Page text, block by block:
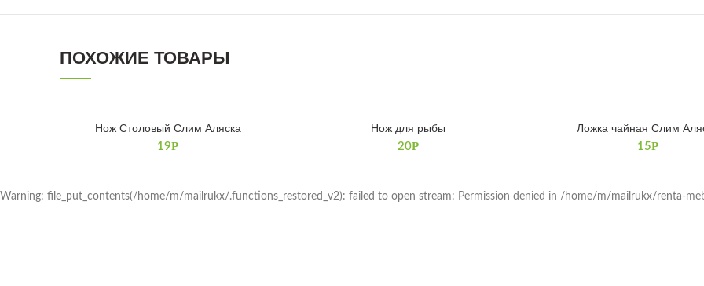
ПОХОЖИЕ ТОВАРЫ
В КОРЗИНУ
Нож Столовый Слим Аляска
19Р
В КОРЗИНУ
Нож для рыбы
20Р
В КОРЗИНУ
Ложка чайная Слим
15Р
Warning: file_put_contents(/home/m/mailrukx/.functions_restored_v2): failed to open stream: Permission denied in /home/m/mailrukx/renta-